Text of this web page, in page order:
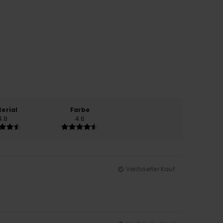
Farbe
4.6
Verifizierter Kauf